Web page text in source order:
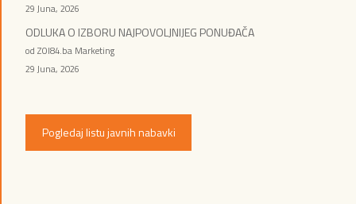
29 Juna, 2026
ODLUKA O IZBORU NAJPOVOLJNIJEG PONUĐAČA
od ZOI84.ba Marketing
29 Juna, 2026
Pogledaj listu javnih nabavki